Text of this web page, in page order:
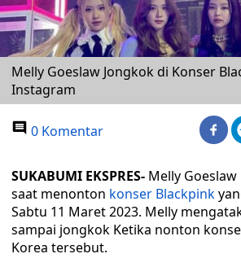
Melly Goeslaw Jongkok di Konser
Instagram
0 Komentar
SUKABUMI EKSPRES- Melly
saat menonton konser Blackpink
Sabtu 11 Maret 2023. Melly
sampai jongkok Ketika nonton
Korea tersebut.